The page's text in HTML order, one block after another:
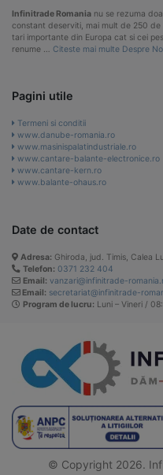
Infinitrade Romania nu se rezuma
constant deserviti, mai mult de 250
tari importante din Europa cat si cei
renume … Citeste mai multe Despre
Pagini utile
Termeni si conditii
www.danube-romania.ro
www.masinispalatindustriale.ro
www.cantare-balante-electronice.ro
www.cantare-kern.ro
www.balante-ohaus.ro
Date de contact
Adresa: Ghiroda, jud. Timis, Calea
Telefon: 0371 232 404
Email: vanzari@infinitrade-
Email: secretariat@infinitrade-
Program de lucru: Luni – Vineri /
© Copyright 2026.